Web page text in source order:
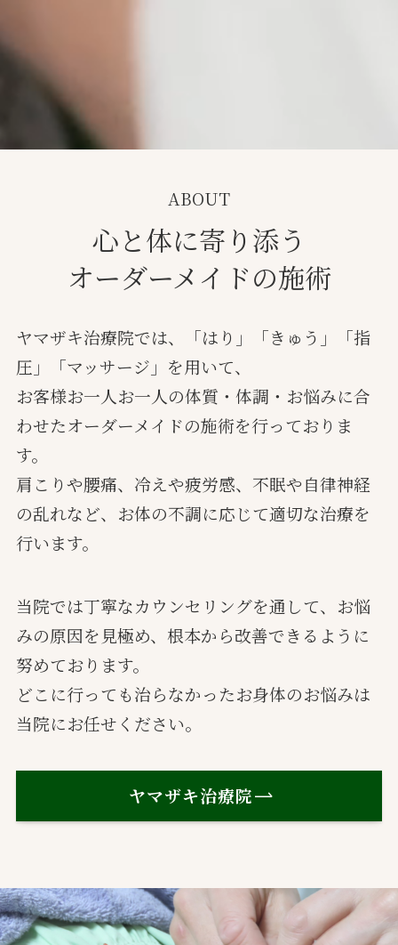
ABOUT
心と体に寄り添う
オーダーメイドの施術
ヤマザキ治療院では、「はり」「きゅう」「指
圧」「マッサージ」を用いて、
お客様お一人お一人の体質・体調・お悩みに合
わせたオーダーメイドの施術を行っておりま
す。
肩こりや腰痛、冷えや疲労感、不眠や自律神経
の乱れなど、お体の不調に応じて適切な治療を
行います。
当院では丁寧なカウンセリングを通して、お悩
みの原因を見極め、根本から改善できるように
努めております。
どこに行っても治らなかったお身体のお悩みは
当院にお任せください。
ヤマザキ治療院